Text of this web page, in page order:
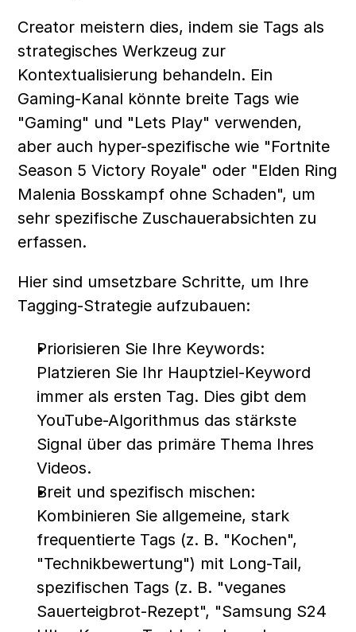
Creator meistern dies, indem sie Tags als
strategisches Werkzeug zur
Kontextualisierung behandeln. Ein
Gaming-Kanal könnte breite Tags wie
"Gaming" und "Lets Play" verwenden,
aber auch hyper-spezifische wie "Fortnite
Season 5 Victory Royale" oder "Elden Ring
Malenia Bosskampf ohne Schaden", um
sehr spezifische Zuschauerabsichten zu
erfassen.
Hier sind umsetzbare Schritte, um Ihre
Tagging-Strategie aufzubauen:
Priorisieren Sie Ihre Keywords:
Platzieren Sie Ihr Hauptziel-Keyword
immer als ersten Tag. Dies gibt dem
YouTube-Algorithmus das stärkste
Signal über das primäre Thema Ihres
Videos.
Breit und spezifisch mischen:
Kombinieren Sie allgemeine, stark
frequentierte Tags (z. B. "Kochen",
"Technikbewertung") mit Long-Tail,
spezifischen Tags (z. B. "veganes
Sauerteigbrot-Rezept", "Samsung S24